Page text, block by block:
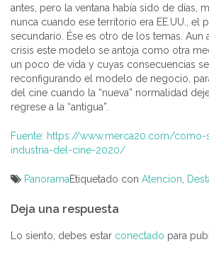
antes, pero la ventana había sido de días,
nunca cuando ese territorio era EE.UU., el
secundario. Ése es otro de los temas. Aun
crisis este modelo se antoja como otra
un poco de vida y cuyas consecuencias
reconfigurando el modelo de negocio,
del cine cuando la “nueva” normalidad
regrese a la “antigua”.
Fuente: https://www.merca20.com/como-
industria-del-cine-2020/
PanoramaEtiquetado con Atencion
de
entradas
Deja una respuesta
Lo siento, debes estar conectado para